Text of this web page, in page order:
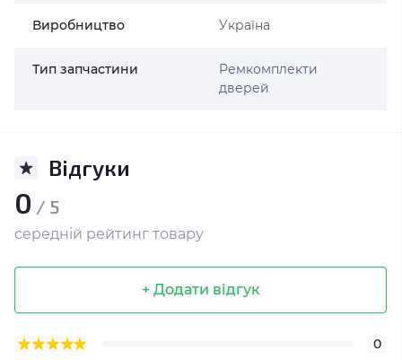
Виробництво Україна
Тип запчастини
Ремкомплекти
дверей
Відгуки
0 / 5
середній рейтинг товару
+ Додати відгук
0